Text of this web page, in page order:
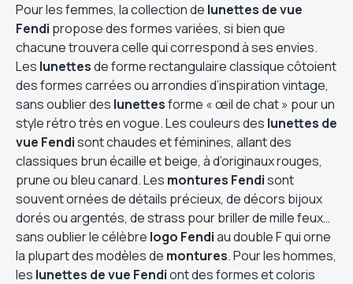
Pour les femmes, la collection de lunettes de vue
Fendi propose des formes variées, si bien que
chacune trouvera celle qui correspond à ses envies.
Les lunettesde forme rectangulaire classique côtoient
des formes carrées ou arrondies d’inspiration vintage,
sans oublier des lunettesforme « œil de chat » pour un
style rétro très en vogue. Les couleurs des lunettes de
vue Fendisont chaudes et féminines, allant des
classiques brun écaille et beige, à d’originaux rouges,
prune ou bleu canard. Les montures Fendisont
souvent ornées de détails précieux, de décors bijoux
dorés ou argentés, de strass pour briller de mille feux…
sans oublier le célèbre logo Fendiau double F qui orne
la plupart des modèles de montures. Pour les hommes,
les lunettes de vue Fendiont des formes et coloris